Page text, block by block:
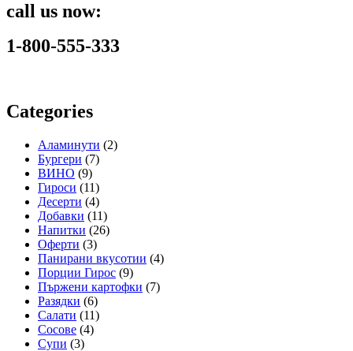
call us now:
1-800-555-333
Categories
Аламинути (2)
Бургери (7)
ВИНО (9)
Гироси (11)
Десерти (4)
Добавки (11)
Напитки (26)
Оферти (3)
Панирани вкусотии (4)
Порции Гирос (9)
Пържени картофки (7)
Разядки (6)
Салати (11)
Сосове (4)
Супи (3)